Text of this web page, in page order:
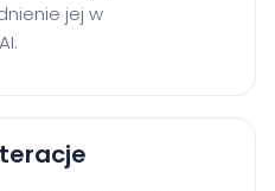
jej w